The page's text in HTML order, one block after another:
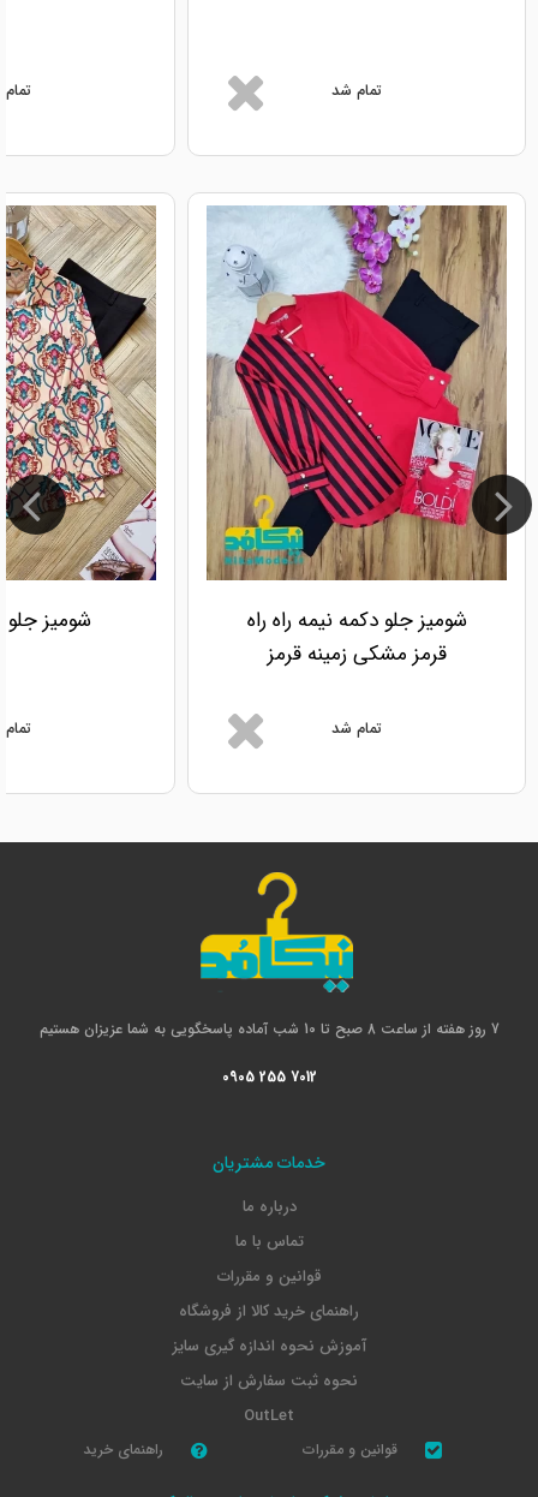
تمام شد
شومیز جلو دکمه نیمه راه راه
قرمز مشکی زمینه قرمز
تمام شد
شومیز جلو
7 روز هفته از ساعت 8 صبح تا 10 شب آماده پاسخگویی به شما عزیزان هستیم
0905 255 7012
خدمات مشتریان
درباره ما
تماس با ما
قوانین و مقررات
راهنمای خرید کالا از فروشگاه
آموزش نحوه اندازه گیری سایز
نحوه ثبت سفارش از سایت
OutLet
قوانین و مقررات راهنمای خرید